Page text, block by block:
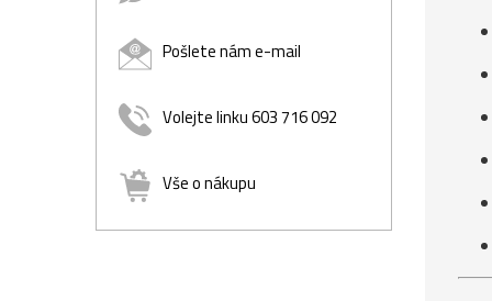
Pošlete nám e-mail
Volejte linku 603 716 092
Vše o nákupu